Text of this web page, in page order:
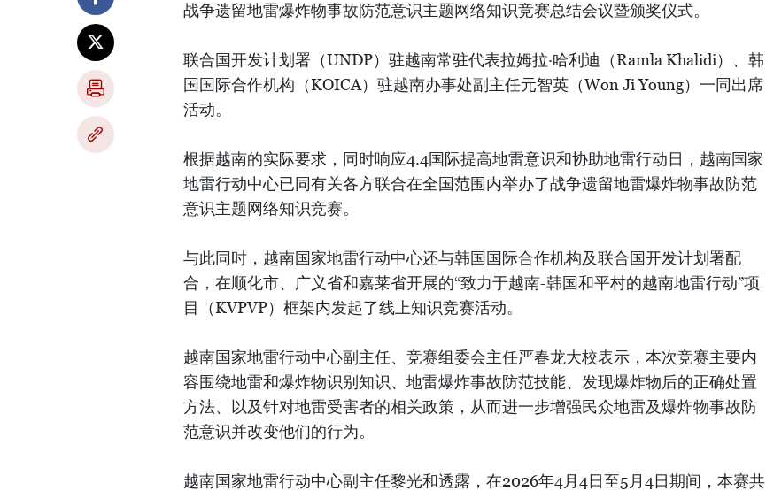
战争遗留地雷爆炸物事故防范意识主题网络知识竞赛总结会议暨颁奖仪式。
联合国开发计划署（UNDP）驻越南常驻代表拉姆拉·哈利迪（Ramla Khalidi）、韩
国国际合作机构（KOICA）驻越南办事处副主任元智英（Won Ji Young）一同出席
活动。
根据越南的实际要求，同时响应4.4国际提高地雷意识和协助地雷行动日，越南国家
地雷行动中心已同有关各方联合在全国范围内举办了战争遗留地雷爆炸物事故防范
意识主题网络知识竞赛。
与此同时，越南国家地雷行动中心还与韩国国际合作机构及联合国开发计划署配
合，在顺化市、广义省和嘉莱省开展的“致力于越南-韩国和平村的越南地雷行动”项
目（KVPVP）框架内发起了线上知识竞赛活动。
越南国家地雷行动中心副主任、竞赛组委会主任严春龙大校表示，本次竞赛主要内
容围绕地雷和爆炸物识别知识、地雷爆炸事故防范技能、发现爆炸物后的正确处置
方法、以及针对地雷受害者的相关政策，从而进一步增强民众地雷及爆炸物事故防
范意识并改变他们的行为。
越南国家地雷行动中心副主任黎光和透露，在2026年4月4日至5月4日期间，本赛共